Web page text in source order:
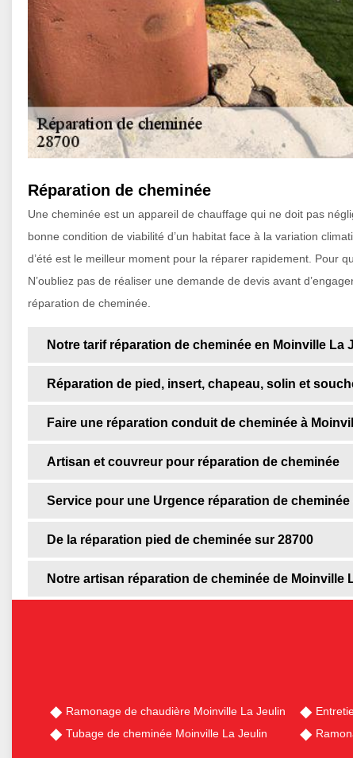
Réparation de cheminée
Une cheminée est un appareil de chauffage qui ne doit pas
bonne condition de viabilité d’un habitat face à la variation
d’été est le meilleur moment pour la réparer rapidement. Pour
N’oubliez pas de réaliser une demande de devis avant
réparation de cheminée.
Notre tarif réparation de cheminée en Moinville La
Réparation de pied, insert, chapeau, solin et
Faire une réparation conduit de cheminée à
Artisan et couvreur pour réparation de cheminée
Service pour une Urgence réparation de cheminée
De la réparation pied de cheminée sur 28700
Notre artisan réparation de cheminée de Moinville
Ramonage de chaudière Moinville La Jeulin
Tubage de cheminée Moinville La Jeulin